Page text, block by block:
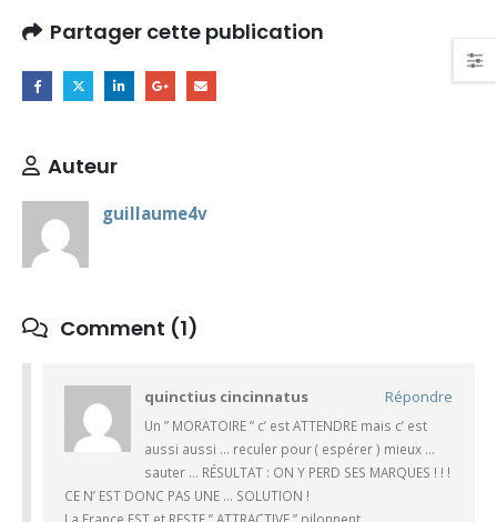
Partager cette publication
Auteur
guillaume4v
Comment (1)
quinctius cincinnatus Répondre
Un ” MORATOIRE ” c’ est ATTENDRE mais c’ est
aussi aussi … reculer pour ( espérer ) mieux …
sauter … RÉSULTAT : ON Y PERD SES MARQUES ! ! !
CE N’ EST DONC PAS UNE … SOLUTION !